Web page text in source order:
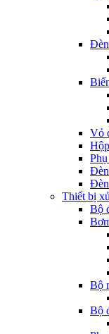
Vỏ
Thiết bị
Bộ
Bộ
Bộ